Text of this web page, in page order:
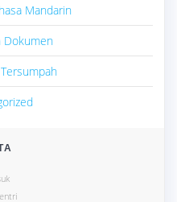
Mandarin
Dokumen